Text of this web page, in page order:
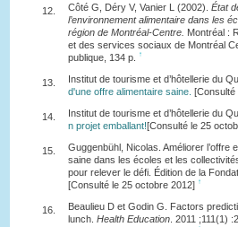
12. Côté G, Déry V, Vanier L (2002). État
l’environnement alimentaire dans les
région de Montréal-Centre. Montréal :
et des services sociaux de Montréal
publique, 134 p.
↑
13. Institut de tourisme et d’hôtellerie du
d'une offre alimentaire saine. [Consulté
14. Institut de tourisme et d’hôtellerie du
n projet emballant![Consulté le 25
15.
Guggenbühl, Nicolas. Améliorer l’offre
saine dans les écoles et les
pour relever le défi. Édition de la
[Consulté le 25 octobre 2012] ↑
16.
Beaulieu D et Godin G. Factors
lunch. Health Education. 2011 ;111(1)